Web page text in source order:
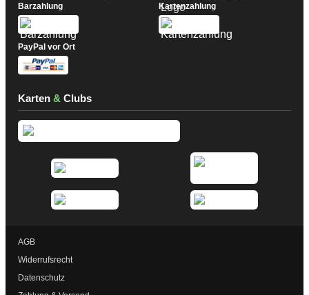
Barzahlung Kartenzahlung
PayPal vor Ort
Karten & Clubs
AGB
Widerrufsrecht
Datenschutz